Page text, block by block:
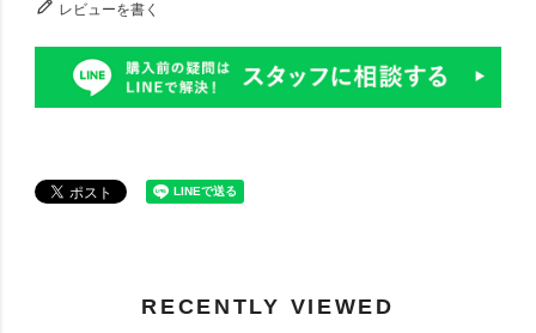
レビューを書く
RECENTLY VIEWED